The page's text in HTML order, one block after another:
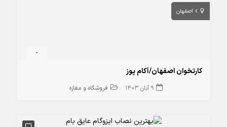
اصفهان
-
کارتخوان اصفهان/آکام پوز
9 آبان 1403 فروشگاه و مغازه